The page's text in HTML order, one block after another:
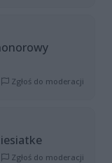
Zgłoś do moderacji
Zgłoś do moderacji